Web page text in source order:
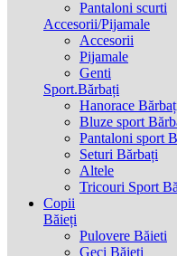
Pantaloni scurti
Accesorii/Pijamale
Accesorii
Pijamale
Genti
Sport.Bărbați
Hanorace
Bluze sport
Pantaloni sport
Seturi Bărbați
Altele
Tricouri Sport
Copii
Băieți
Pulovere Băieti
Geci Băieti